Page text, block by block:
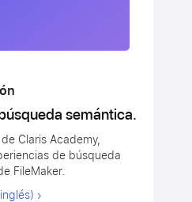
semántica.
Claris Academy,
de búsqueda
FileMaker.